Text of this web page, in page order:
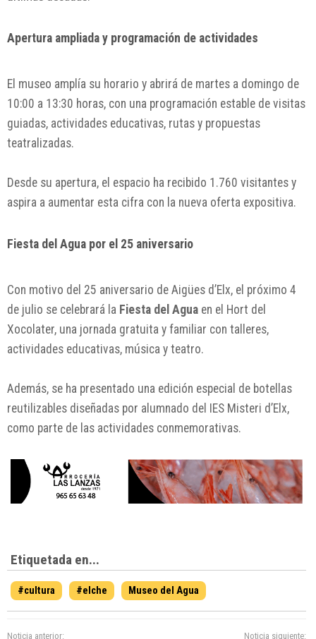
Apertura ampliada y programación de actividades
El museo amplía su horario y abrirá de martes a domingo de
10:00 a 13:30 horas, con una programación estable de visitas
guiadas, actividades educativas, rutas y propuestas
teatralizadas.
Desde su apertura, el espacio ha recibido 1.760 visitantes y
aspira a aumentar esta cifra con la nueva oferta expositiva.
Fiesta del Agua por el 25 aniversario
Con motivo del 25 aniversario de Aigües d’Elx, el próximo 4
de julio se celebrará la Fiesta del Agua en el Hort del
Xocolater, una jornada gratuita y familiar con talleres,
actividades educativas, música y teatro.
Además, se ha presentado una edición especial de botellas
reutilizables diseñadas por alumnado del IES Misteri d’Elx,
como parte de las actividades conmemorativas.
Etiquetada en...
#cultura #elche Museo del Agua
Noticia anterior: Noticia siguiente: